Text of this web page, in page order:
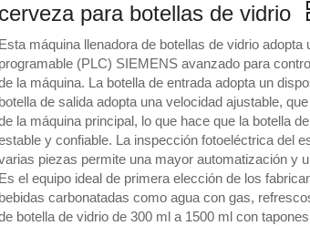
cerveza para botellas de vidrio
Esta máquina llenadora de botellas de vidrio adopta
programable (PLC) SIEMENS avanzado para
la máquina. La botella de entrada adopta un
botella de salida adopta una velocidad ajustable,
la máquina principal, lo que hace que la botella
y confiable. La inspección fotoeléctrica del
piezas permite una mayor automatización y
Es el equipo ideal de primera elección de los
bebidas carbonatadas como agua con gas,
botella de vidrio de 300 ml a 1500 ml con